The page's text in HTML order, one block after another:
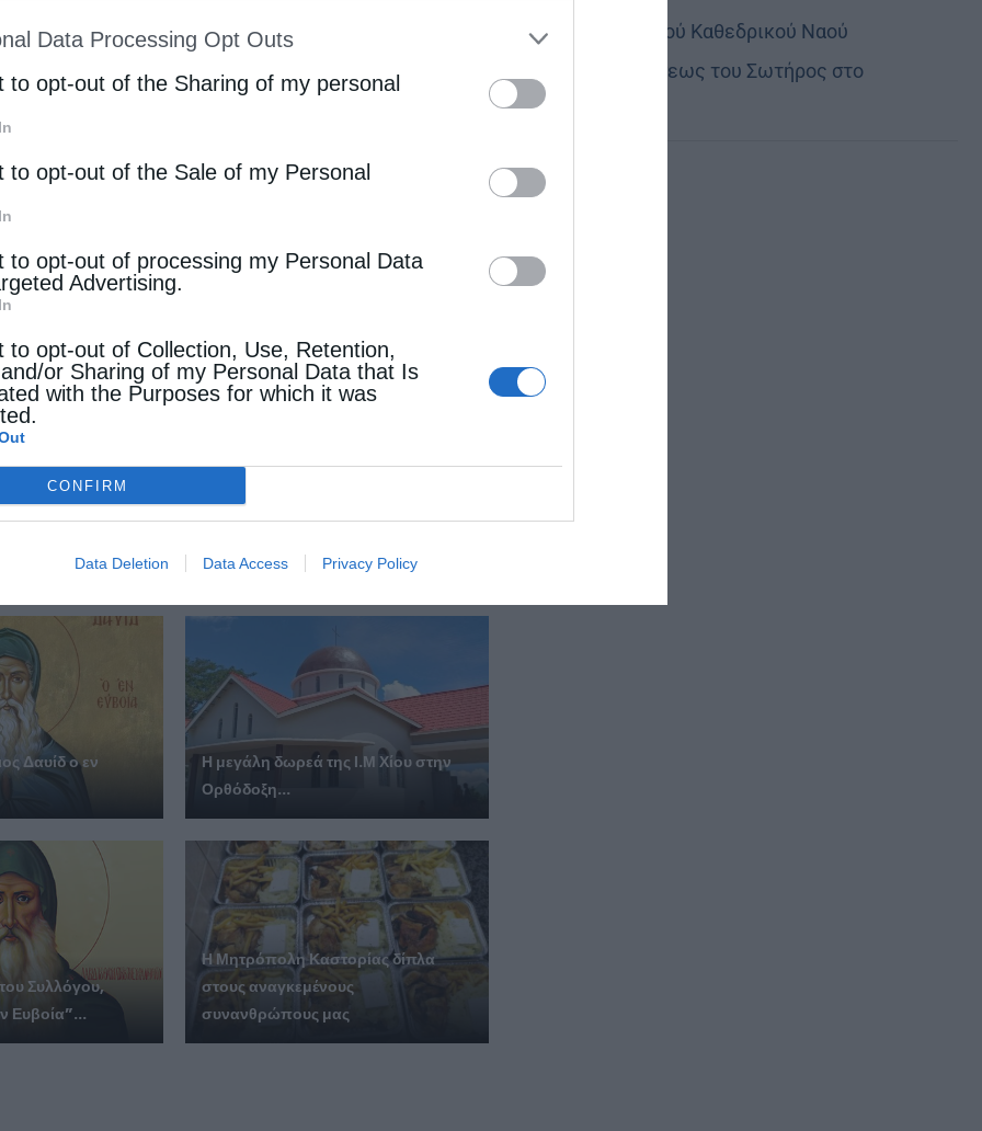
of Downstream Participantsthat may further disclose it to
parties.
Data Processing Opt Outs
to opt-out of the Sharing of my personal
to opt-out of the Sale of my Personal
to opt-out of processing my Personal Data
Advertising.
to opt-out of Collection, Use, Retention,
or Sharing of my Personal Data that Is
with the Purposes for which it was
CONFIRM
Data Deletion Data Access Privacy Policy
του κτιριακού συγκροτήματος και θα
τμημάτων του.
Γραφείο του κ. Παναγιώτη Τσούση και θα
Μαρτίνου.
Μητσοτάκης: Ευχαρίστησε τους Μητροπολίτες Μεσσηνίας
και Τριφυλίας για το μήνυμα υπέρ του εμβολιασμού
ΕΠΙΣΗΣ
Δαυίδ ο εν
Η μεγάλη δωρεά της Ι.Μ Χίου στην
Ορθόδοξη...
Συλλόγου,
Ευβοία”...
Η Μητρόπολη Καστορίας δίπλα
στους αναγκεμένους
συνανθρώπους μας
Πανήγυρη Ιερού Καθεδρικού Ναού
Μεταμορφώσεως του Σωτήρος στο